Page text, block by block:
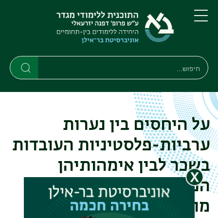
לתוכן
העיקרי
לתפריט
ניווט
ראשי
חיפוש
חיפוש
על היחסים בין נערות
ערביות-פלסטיניות העובדות
בשכר לבין אימהותיהן
המפרנסות בעוני: תלות,
מוסריות ואחריות